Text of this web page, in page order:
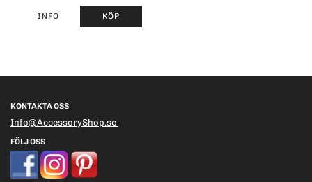
INFO KÖP
KONTAKTA OSS
Info@AccessoryShop.se
FÖLJ OSS